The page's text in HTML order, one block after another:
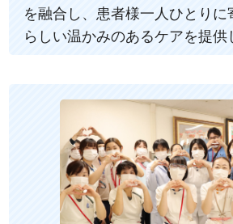
を融合し、患者様一人ひとりに
らしい温かみのあるケアを提供